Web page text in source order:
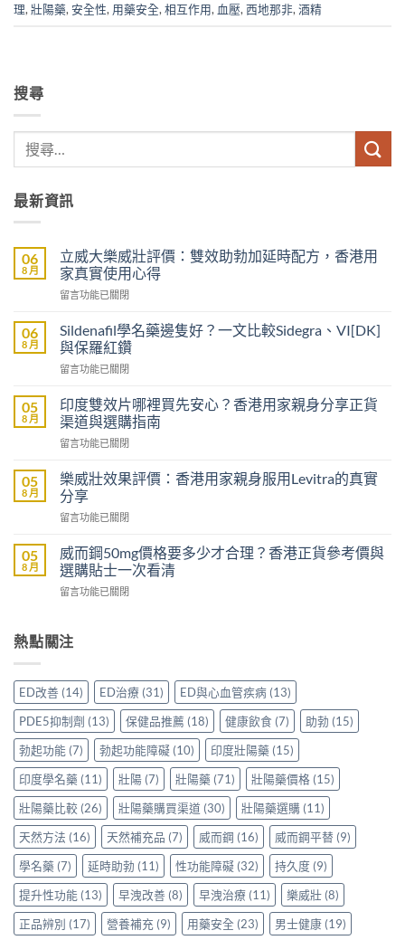
理,壯陽藥,安全性, 用藥安全,相互作用, 血壓,西地那非,酒精
搜尋
最新資訊
06
8 月
立威大樂威壯評價：雙效助勃加延時配方，香港用
家真實使用心得
在
威
大
樂
威
評
價：
雙
效
勃
加
時
方，
香
港
真
實
用
心
得〉
中
留言功能已關閉
06
8 月
Sildenafil學名藥邊隻好？一文比較Sidegra、VI[DK]
與保羅紅鑽
在
學
名
藥
邊
好？
一
文
比
Sidegra、
VI[DK]
保
鑽〉
留言功能已關閉
05
8 月
印度雙效片哪裡買先安心？香港用家親身分享正貨
渠道與選購指南
在
度
雙
效
片
裡
買
先
安
港
親
身
分
享
正
貨
渠
道
與
選
購
指
南〉
中
留言功能已關閉
05
8 月
樂威壯效果評價：香港用家親身服用Levitra的真實
分享
在
威
壯
效
果
香
家
親
身
服
用
Levitra
的
真
實
分
享〉
中
留言功能已關閉
05
8 月
威而鋼50mg價格要多少才合理？香港正貨參考價與
選購貼士一次看清
在
鋼
50mg
格
要
多
少
才
合
理？
香
港
正
貨
參
考
價
與
選
購
留言功能已關閉
熱點關注
ED改善 (14) ED治療 (31) ED與心血管疾病 (13)
PDE5抑制劑 (13) 保健品推薦 (18) 健康飲食 (7) 助勃 (15)
勃起功能 (7) 勃起功能障礙 (10) 印度壯陽藥 (15)
印度學名藥 (11) 壯陽 (7) 壯陽藥 (71) 壯陽藥價格 (15)
壯陽藥比較 (26) 壯陽藥購買渠道 (30) 壯陽藥選購 (11)
天然方法 (16) 天然補充品 (7) 威而鋼 (16) 威而鋼平替 (9)
學名藥 (7) 延時助勃 (11) 性功能障礙 (32) 持久度 (9)
提升性功能 (13) 早洩改善 (8) 早洩治療 (11) 樂威壯 (8)
正品辨別 (17) 營養補充 (9) 用藥安全 (23) 男士健康 (19)